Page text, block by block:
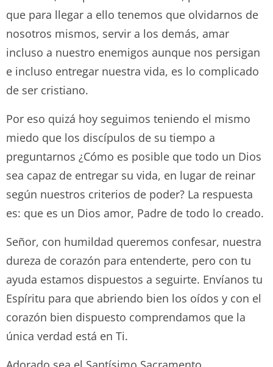
que para llegar a ello tenemos que olvidarnos de
nosotros mismos, servir a los demás, amar
incluso a nuestro enemigos aunque nos persigan
e incluso entregar nuestra vida, es lo complicado
de ser cristiano.
Por eso quizá hoy seguimos teniendo el mismo
miedo que los discípulos de su tiempo a
preguntarnos ¿Cómo es posible que todo un Dios
sea capaz de entregar su vida, en lugar de reinar
según nuestros criterios de poder? La respuesta
es: que es un Dios amor, Padre de todo lo creado.
Señor, con humildad queremos confesar, nuestra
dureza de corazón para entenderte, pero con tu
ayuda estamos dispuestos a seguirte. Envíanos tu
Espíritu para que abriendo bien los oídos y con el
corazón bien dispuesto comprendamos que la
única verdad está en Ti.